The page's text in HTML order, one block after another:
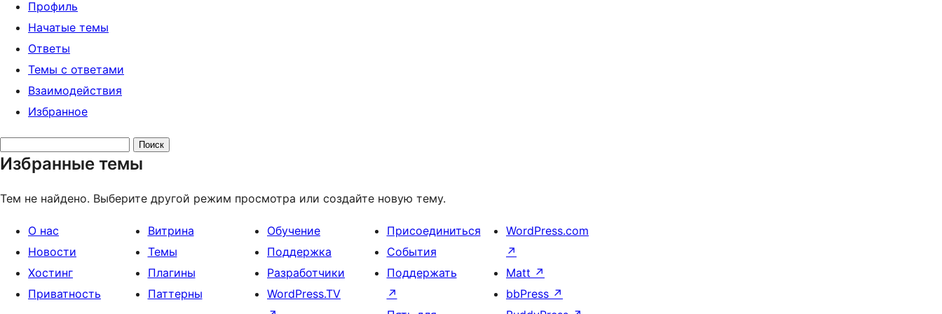
Профиль
Начатые темы
Ответы
Темы с ответами
Взаимодействия
Избранное
тем:
Избранные темы
Тем не найдено. Выберите другой режим просмотра или создайте новую тему.
О нас
Новости
Хостинг
Приватность
Витрина
Темы
Плагины
Паттерны
Обучение
Поддержка
Разработчики
WordPress.TV
Присоединиться
События
Поддержать
↗
WordPress.com
↗
Matt ↗
bbPress ↗